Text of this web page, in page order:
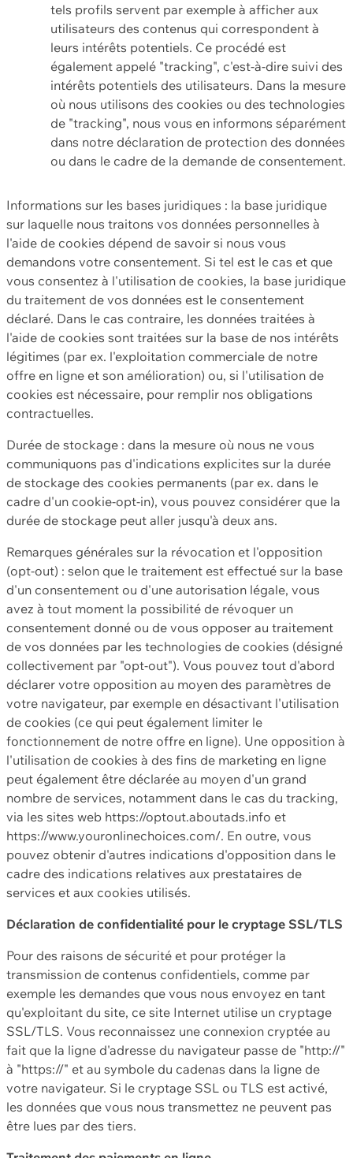
tels profils servent par exemple à afficher aux
utilisateurs des contenus qui correspondent à
leurs intérêts potentiels. Ce procédé est
également appelé "tracking", c'est-à-dire suivi des
intérêts potentiels des utilisateurs. Dans la mesure
où nous utilisons des cookies ou des technologies
de "tracking", nous vous en informons séparément
dans notre déclaration de protection des données
ou dans le cadre de la demande de consentement.
Informations sur les bases juridiques : la base juridique
sur laquelle nous traitons vos données personnelles à
l'aide de cookies dépend de savoir si nous vous
demandons votre consentement. Si tel est le cas et que
vous consentez à l'utilisation de cookies, la base juridique
du traitement de vos données est le consentement
déclaré. Dans le cas contraire, les données traitées à
l'aide de cookies sont traitées sur la base de nos intérêts
légitimes (par ex. l'exploitation commerciale de notre
offre en ligne et son amélioration) ou, si l'utilisation de
cookies est nécessaire, pour remplir nos obligations
contractuelles.
Durée de stockage : dans la mesure où nous ne vous
communiquons pas d'indications explicites sur la durée
de stockage des cookies permanents (par ex. dans le
cadre d'un cookie-opt-in), vous pouvez considérer que la
durée de stockage peut aller jusqu'à deux ans.
Remarques générales sur la révocation et l'opposition
(opt-out) : selon que le traitement est effectué sur la base
d'un consentement ou d'une autorisation légale, vous
avez à tout moment la possibilité de révoquer un
consentement donné ou de vous opposer au traitement
de vos données par les technologies de cookies (désigné
collectivement par "opt-out"). Vous pouvez tout d'abord
déclarer votre opposition au moyen des paramètres de
votre navigateur, par exemple en désactivant l'utilisation
de cookies (ce qui peut également limiter le
fonctionnement de notre offre en ligne). Une opposition à
l'utilisation de cookies à des fins de marketing en ligne
peut également être déclarée au moyen d'un grand
nombre de services, notamment dans le cas du tracking,
via les sites web https://optout.aboutads.info et
https://www.youronlinechoices.com/. En outre, vous
pouvez obtenir d'autres indications d'opposition dans le
cadre des indications relatives aux prestataires de
services et aux cookies utilisés.
Déclaration de confidentialité pour le cryptage SSL/TLS
Pour des raisons de sécurité et pour protéger la
transmission de contenus confidentiels, comme par
exemple les demandes que vous nous envoyez en tant
qu'exploitant du site, ce site Internet utilise un cryptage
SSL/TLS. Vous reconnaissez une connexion cryptée au
fait que la ligne d'adresse du navigateur passe de "http://"
à "https://" et au symbole du cadenas dans la ligne de
votre navigateur. Si le cryptage SSL ou TLS est activé,
les données que vous nous transmettez ne peuvent pas
être lues par des tiers.